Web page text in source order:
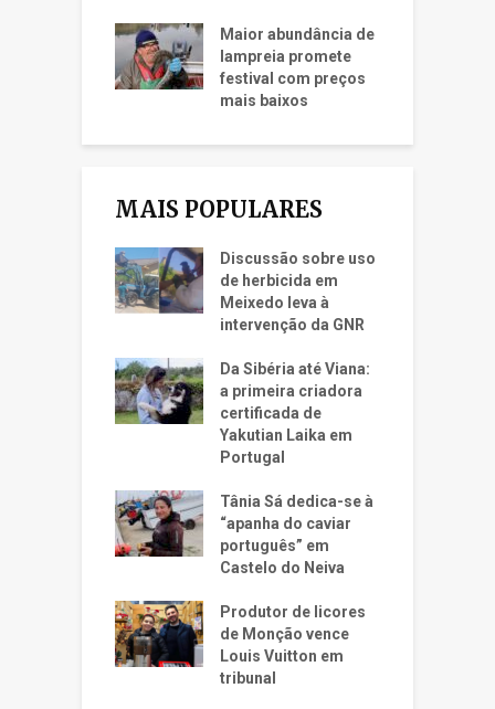
Maior abundância de
lampreia promete
festival com preços
mais baixos
MAIS POPULARES
Discussão sobre uso
de herbicida em
Meixedo leva à
intervenção da GNR
Da Sibéria até Viana:
a primeira criadora
certificada de
Yakutian Laika em
Portugal
Tânia Sá dedica-se à
“apanha do caviar
português” em
Castelo do Neiva
Produtor de licores
de Monção vence
Louis Vuitton em
tribunal